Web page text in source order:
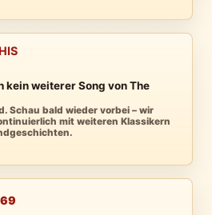
weiterer Song von The
Schau bald wieder vorbei – wir
mit weiteren Klassikern